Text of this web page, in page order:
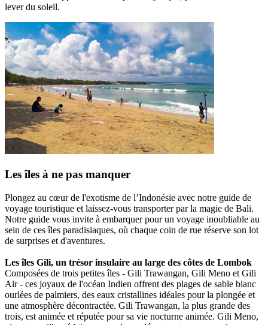
lever du soleil.
Les îles à ne pas manquer
Plongez au cœur de l'exotisme de l’Indonésie avec notre guide de
voyage touristique et laissez-vous transporter par la magie de Bali.
Notre guide vous invite à embarquer pour un voyage inoubliable au
sein de ces îles paradisiaques, où chaque coin de rue réserve son lot
de surprises et d'aventures.
Les îles Gili, un trésor insulaire au large des côtes de Lombok
Composées de trois petites îles - Gili Trawangan, Gili Meno et Gili
Air - ces joyaux de l'océan Indien offrent des plages de sable blanc
ourlées de palmiers, des eaux cristallines idéales pour la plongée et
une atmosphère décontractée. Gili Trawangan, la plus grande des
trois, est animée et réputée pour sa vie nocturne animée. Gili Meno,